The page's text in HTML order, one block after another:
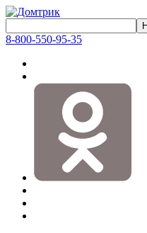
8-800-550-95-35